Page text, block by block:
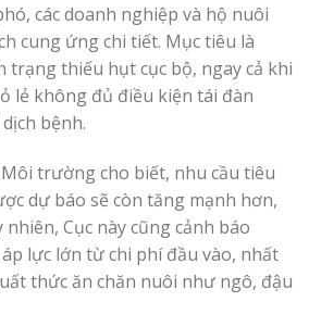
các doanh nghiệp và hộ nuôi
cung ứng chi tiết. Mục tiêu là
trạng thiếu hụt cục bộ, ngay cả khi
lẻ không đủ điều kiện tái đàn
bệnh.
trường cho biết, nhu cầu tiêu
dự báo sẽ còn tăng mạnh hơn,
Cục này cũng cảnh báo
lực lớn từ chi phí đầu vào, nhất
thức ăn chăn nuôi như ngô, đậu